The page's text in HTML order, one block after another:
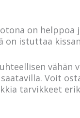
on
istuttaa
Voit
tarvikkeet